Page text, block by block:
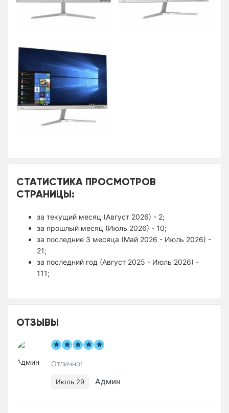
СТАТИСТИКА ПРОСМОТРОВ
СТРАНИЦЫ:
за текущий месяц (Август 2026) - 2;
за прошлый месяц (Июль 2026) - 10;
за последние 3 месяца (Май 2026 - Июль 2026) -
21;
за последний год (Август 2025 - Июль 2026) -
111;
ОТЗЫВЫ
Отлично!
Июль 29 Админ